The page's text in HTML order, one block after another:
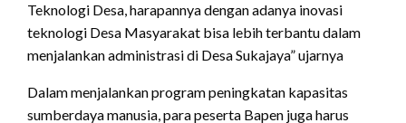
Teknologi Desa, harapannya dengan adanya inovasi
teknologi Desa Masyarakat bisa lebih terbantu dalam
menjalankan administrasi di Desa Sukajaya” ujarnya
Dalam menjalankan program peningkatan kapasitas
sumberdaya manusia, para peserta Bapen juga harus